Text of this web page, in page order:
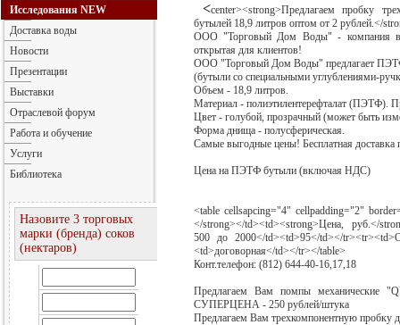
<center><strong>Предлагаем пробку
бутылей 18,9 литров оптом от 2 рублей.</
ООО "Торговый Дом Воды" - компания в
открытая для клиентов!
ООО "Торговый Дом Воды" предлагает
(бутыли со специальными углублениями-
Объем - 18,9 литров.
Материал - полиэтилентерефталат (ПЭТФ).
Цвет - голубой, прозрачный (может быть
Форма днища - полусферическая.
Cамые выгодные цены! Бесплатная доставка
Цена на ПЭТФ бутыли (включая НДС)
<table cellsapcing="4" cellpadding="2"
</strong></td><td><strong>Цена, руб.</
500 до 2000</td><td>95</td></
<td>договорная</td></tr></table>
Конт.телефон: (812) 644-40-16,17,18
Предлагаем Вам помпы механические
СУПЕРЦЕНА - 250 рублей/штука
Предлагаем Вам трехкомпонентную пробку
Исследования NEW
Доставка воды
Новости
Презентации
Выставки
Отраслевой форум
Работа и обучение
Услуги
Библиотека
Назовите 3 торговых
марки (бренда) соков
(нектаров)